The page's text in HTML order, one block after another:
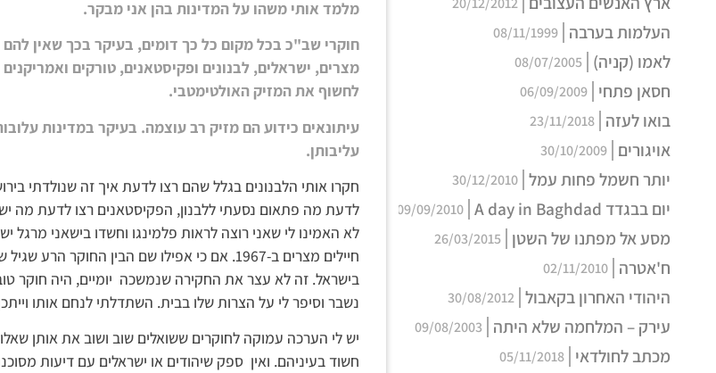
העלמות בערבה 08/11/1999
לאמו (קניה) 08/07/2005
חסאן פתחי 06/09/2009
בואו לעזה 23/11/2018
אויגורים 30/10/2009
יותר חשמל פחות עמל 30/12/2010
יום בבגדד A day in Baghdad 09/09/2010
מסע אל מפתנו של השטן 26/03/2015
ח'אטרה 02/11/2010
היהודי האחרון בקאבול 30/08/2012
עירק – המלחמה שלא היתה 09/08/2003
מכתב לחולדאי 05/11/2018
מלמד אותי משהו על המדינות בהן אני מבקר.
חוקרי שב"כ בכל מקום כל כך דומים, בעיקר בכך שאין להם
מצרים, ישראלים, לבנונים ופקיסטאנים, טורקים
לחשוף את המזיק האולטימטבי.
עיתונאים כידוע הם מזיק רב עוצמה. בעיקר במדינות
עליבותן.
חקרו אותי הלבנונים בגלל שהם רצו לדעת איך זה שנולדתי
לדעת מה פתאום נסעתי ללבנון, הפקיסטאנים רצו לדעת מה
לא האמינו לי שאני רוצה לראות פלמינגו וחשדו בישאני מרגל
חיילים מצרים ב-1967. אם כי אפילו שם הבין החוקר
בישראל. זה לא עצר את החקירה שנמשכה יומיים, היה חוקר
נשבר וסיפר לי על הצרות שלו בבית. השתדלתי לנחם אותו
יש לי הערכה עמוקה לחוקרים ששואלים שוב ושוב את אותן
חשוד בעיניהם. ואין ספק שיהודים או ישראלים עם דיעות